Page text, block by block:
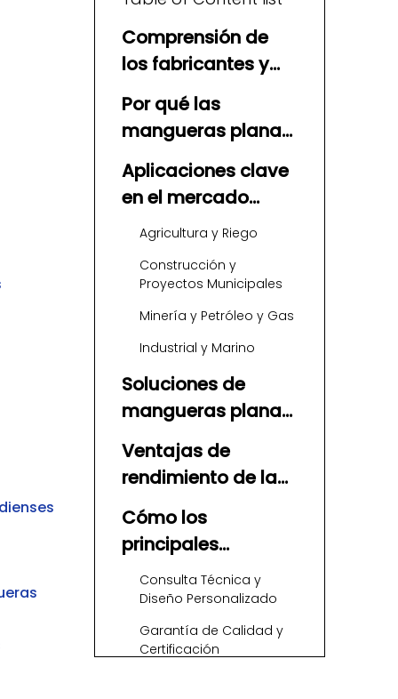
Comprensión de
los fabricantes y
proveedores de
mangueras planas
en Canadá
Por qué las
mangueras planas
de TPU son
importantes para
las industrias
canadienses
Aplicaciones clave
en el mercado
canadiense
Agricultura y Riego
Construcción y
Proyectos Municipales
Minería y Petróleo y Gas
Industrial y Marino
Soluciones de
mangueras planas
de colocación de
TPU impulsadas
por ingeniería de
Sunmoon
Ventajas de
rendimiento de la
manguera plana
de TPU sobre PVC y
caucho
Cómo los
principales
fabricantes y
proveedores de
mangueras planas
apoyan a los
Consulta Técnica y
Diseño Personalizado
Garantía de Calidad y
Certificación